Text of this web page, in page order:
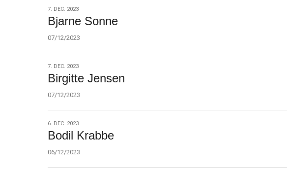
7.
dec.
7. DEC. 2023
Bjarne Sonne
07/12/2023
7.
dec.
7. DEC. 2023
Birgitte Jensen
07/12/2023
6.
dec.
6. DEC. 2023
Bodil Krabbe
06/12/2023